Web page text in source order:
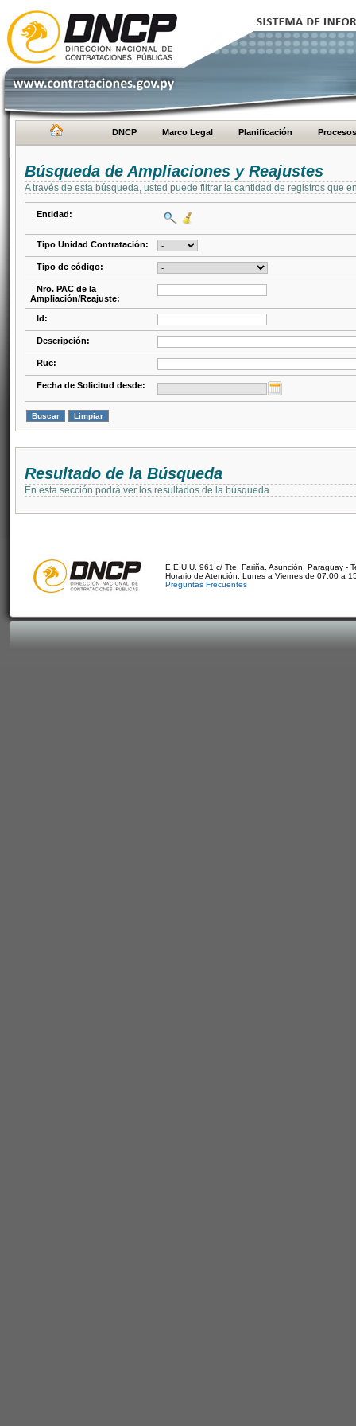
DNCP Marco Legal Planificación Procesos
Búsqueda de Ampliaciones y Reajustes
A través de esta búsqueda, usted puede filtrar la cantidad de registros que
Entidad:
Tipo Unidad Contratación:
Tipo de código:
Nro. PAC de la
Ampliación/Reajuste:
Id:
Descripción:
Ruc:
Fecha de Solicitud desde:
Resultado de la Búsqueda
En esta sección podrá ver los resultados de la búsqueda
E.E.U.U. 961 c/ Tte. Fariña. Asunción, Paraguay -
Horario de Atención: Lunes a Viernes de 07:00 a
Preguntas Frecuentes